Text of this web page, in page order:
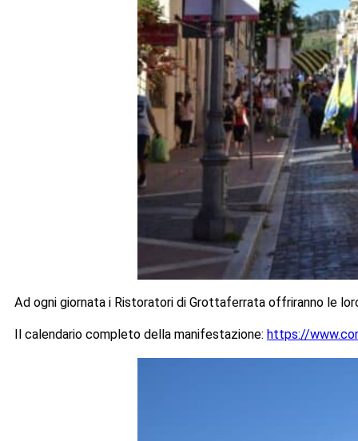
Ad ogni giornata i Ristoratori di Grottaferrata offriranno le
Il calendario completo della manifestazione: https://